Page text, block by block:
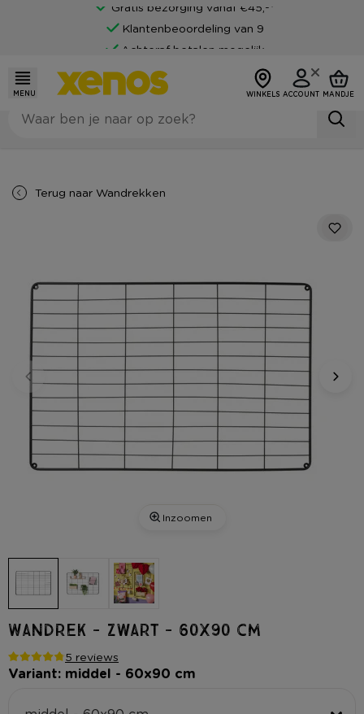
Gratis bezorging vanaf €45,-*
Klantenbeoordeling van 9
Achteraf betalen mogelijk
MENU WINKELS ACCOUNT MANDJE
Terug naar Wandrekken
Inzoomen
Wandrek - zwart - 60x90 cm
5 reviews
Variant: middel - 60x90 cm